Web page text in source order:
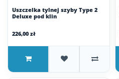
Uszczelka tylnej szyby Type 2
Deluxe pod klin
226,00 zł